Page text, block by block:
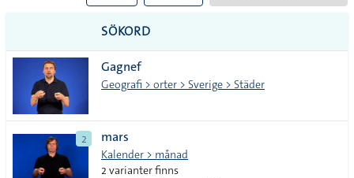
till
alla i
lista
SÖKORD
Gagnef
Geografi > orter > Sverige > Städer
2 mars
Kalender > månad
2 varianter finns